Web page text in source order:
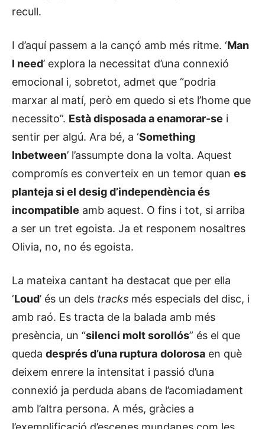
recull.
I d’aquí passem a la cançó amb més ritme. ‘Man
I need’ explora la necessitat d’una connexió
emocional i, sobretot, admet que “podria
marxar al matí, però em quedo si ets l’home que
necessito”. Està disposada a enamorar-se i
sentir per algú. Ara bé, a ‘Something
Inbetween’ l’assumpte dona la volta. Aquest
compromís es converteix en un temor quan es
planteja si el desig d’independència és
incompatible amb aquest. O fins i tot, si arriba
a ser un tret egoista. Ja et responem nosaltres
Olivia, no, no és egoista.
La mateixa cantant ha destacat que per ella
‘Loud’ és un dels tracks més especials del disc, i
amb raó. Es tracta de la balada amb més
presència, un “silenci molt sorollós” és el que
queda després d’una ruptura dolorosa en què
deixem enrere la intensitat i passió d’una
connexió ja perduda abans de l’acomiadament
amb l’altra persona. A més, gràcies a